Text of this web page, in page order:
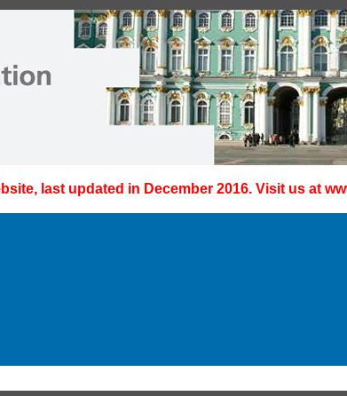
last updated in December 2016. Visit us at